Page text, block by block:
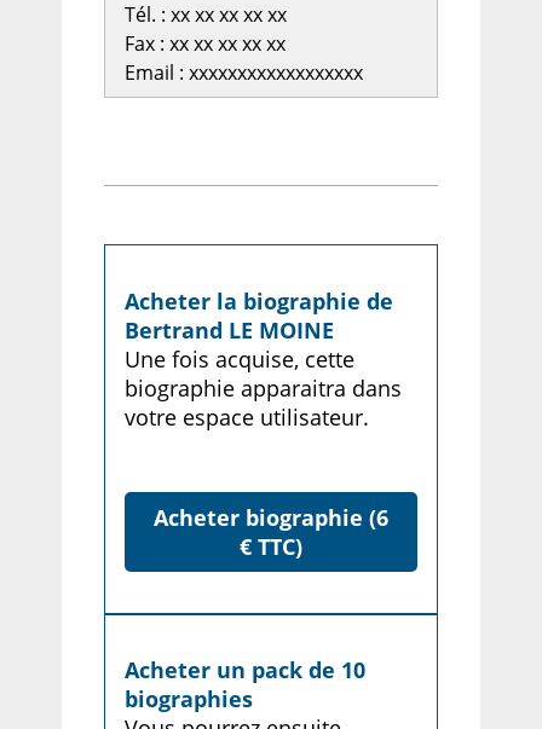
Tél. : xx xx xx xx xx
Fax : xx xx xx xx xx
Email : xxxxxxxxxxxxxxxxxx
Acheter la biographie de
Bertrand LE MOINE
Une fois acquise, cette
biographie apparaitra dans
votre espace utilisateur.
Acheter biographie (6
€ TTC)
Acheter un pack de 10
biographies